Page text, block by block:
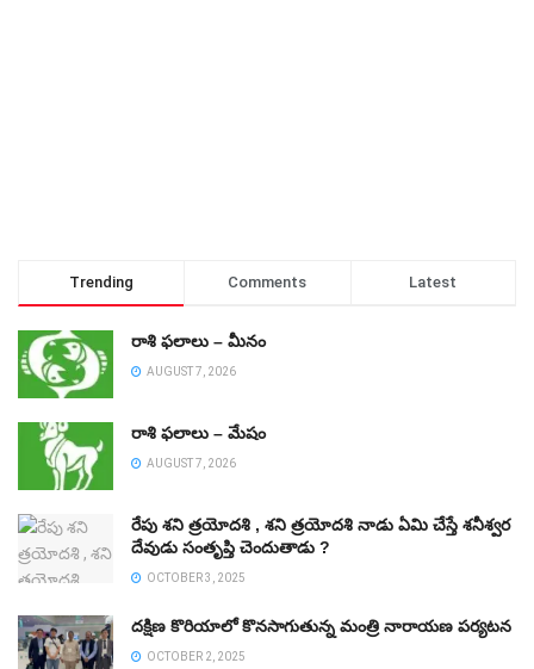
Trending Comments Latest
రాశి ఫలాలు – మీనం
AUGUST 7, 2026
రాశి ఫలాలు – మేషం
AUGUST 7, 2026
రేపు శని త్రయోదశి , శని త్రయోదశి నాడు ఏమి చేస్తే శనీశ్వర
దేవుడు సంతృప్తి చెందుతాడు ?
OCTOBER 3, 2025
దక్షిణ కొరియాలో కొనసాగుతున్న మంత్రి నారాయణ పర్యటన
OCTOBER 2, 2025